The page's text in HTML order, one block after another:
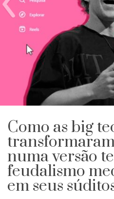
Como as big
numa versão
feudalismo
em seus